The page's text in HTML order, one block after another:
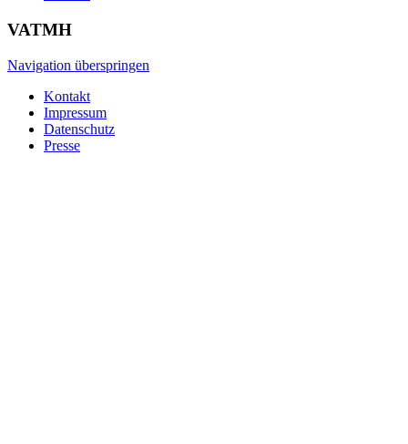
VATMH
Navigation überspringen
Kontakt
Impressum
Datenschutz
Presse